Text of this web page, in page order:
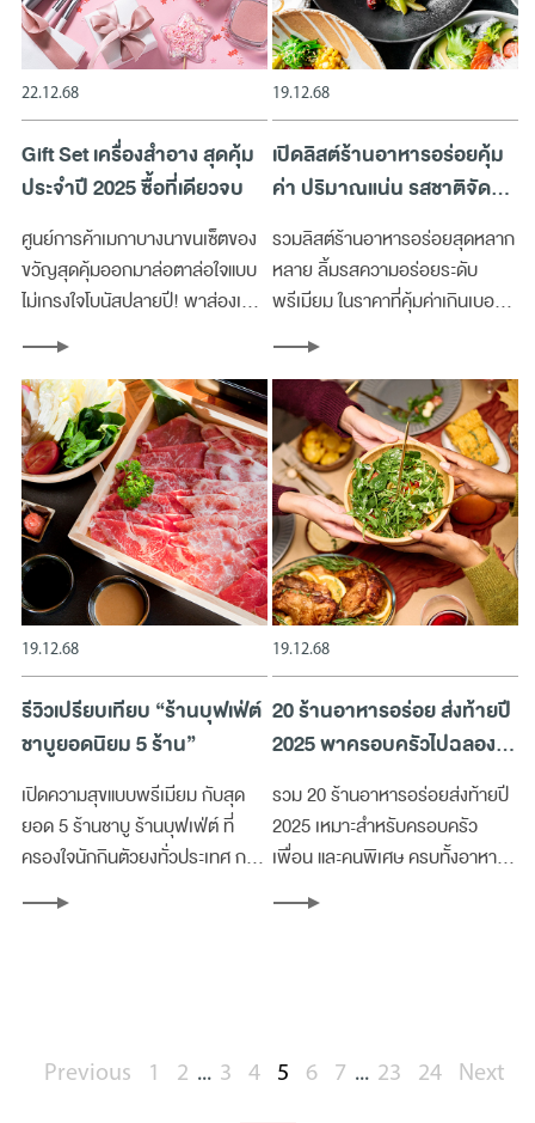
22.12.68
Gift Set เครื่องสำอาง สุดคุ้ม
ประจำปี 2025 ซื้อที่เดียวจบ
ศูนย์การค้าเมกาบางนาขนเซ็ตของ
ขวัญสุดคุ้มออกมาล่อตาล่อใจแบบ
ไม่เกรงใจโบนัสปลายปี! พาส่องเท
แพคเก็จจิ้งน่าใช้ ถูกใจทั้งคนให้และ
คนรับ
19.12.68
เปิดลิสต์ร้านอาหารอร่อยคุ้ม
ค่า ปริมาณแน่น รสชาติจัด
เต็มในราคาเบาๆ
รวมลิสต์ร้านอาหารอร่อยสุดหลาก
หลาย ลิ้มรสความอร่อยระดับ
พรีเมียม ในราคาที่คุ้มค่าเกินเบอร์
กินที่คุณจะลืมไม่ลง ที่เมกาบางนา
19.12.68
รีวิวเปรียบเทียบ “ร้านบุฟเฟ่ต์
ชาบูยอดนิยม 5 ร้าน”
เปิดความสุขแบบพรีเมียม กับสุด
ยอด 5 ร้านชาบู ร้านบุฟเฟ่ต์ ที่
ครองใจนักกินตัวยงทั่วประเทศ กา
ไม่มีเบื่อ!
19.12.68
20 ร้านอาหารอร่อย ส่งท้ายปี
2025 พาครอบครัวไปฉลอง
ที่ไหนดี? (อัปเดตล่าสุด)
รวม 20 ร้านอาหารอร่อยส่งท้ายปี
2025 เหมาะสำหรับครอบครัว
เพื่อน และคนพิเศษ ครบทั้งอาหาร
อัปเดตล่าสุด
Previous 1 2 ... 3 4 5 6 7 ... 23 24 Next